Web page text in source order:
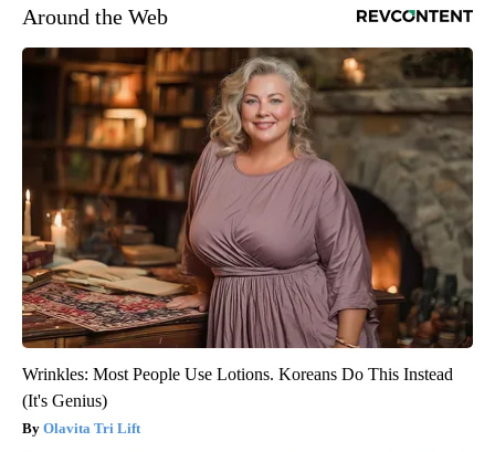
Around the Web
Wrinkles: Most People Use Lotions. Koreans Do This Instead
(It's Genius)
Olavita Tri Lift